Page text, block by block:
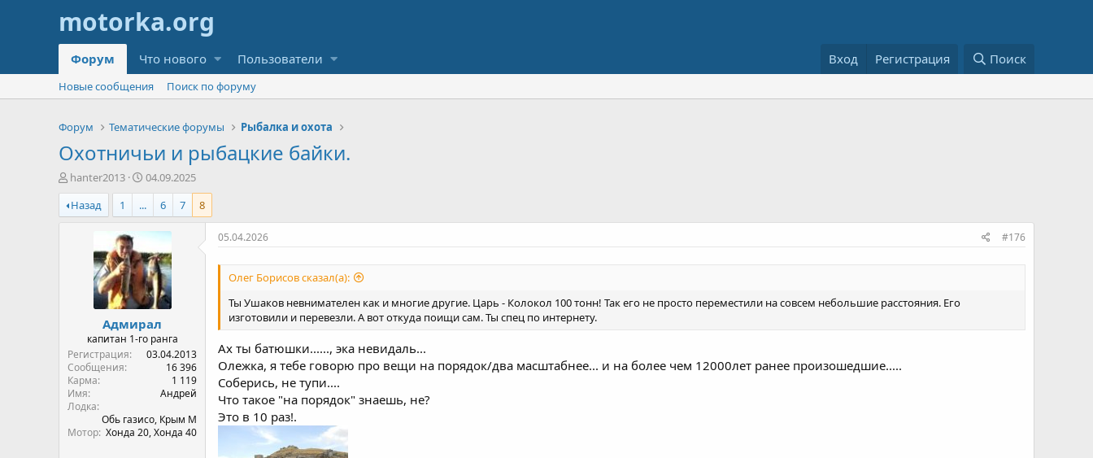
Форум Что нового Пользователи Вход Регистрация Поиск
Новые сообщения Поиск по форуму
Форум Тематические форумы Рыбалка и охота
Охотничьи и рыбацкие байки.
А
в
т
о
hanter2013
Д
а
т
а
н
а
ч
а
л
а
04.09.2025
Назад
1 ... 6 7 8
Адмирал
капитан 1-го ранга
Регистрация
03.04.2013
Сообщения
16 396
Карма
1 119
Имя
Андрей
Лодка
Обь газисо, Крым М
Мотор Хонда 20, Хонда 40
05.04.2026 #176
Олег Борисов сказал(а):
Ты Ушаков невнимателен как и многие другие. Царь - Колокол 100 тонн! Так его не просто переместили на совсем небольшие расстояния. Его
изготовили и перевезли. А вот откуда поищи сам. Ты спец по интернету.
Ах ты батюшки......, эка невидаль...
Олежка, я тебе говорю про вещи на порядок/два масштабнее... и на более чем 12000лет ранее произошедшие.....
Соберись, не тупи....
Что такое "на порядок" знаешь, не?
Это в 10 раз!.